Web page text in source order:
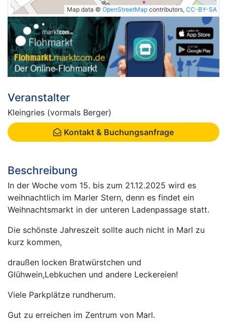
Map data © OpenStreetMap contributors, CC-BY-SA
Veranstalter
Kleingries (vormals Berger)
Kontakt & Buchungsanfrage
Beschreibung
In der Woche vom 15. bis zum 21.12.2025 wird es
weihnachtlich im Marler Stern, denn es findet ein
Weihnachtsmarkt in der unteren Ladenpassage statt.
Die schönste Jahreszeit sollte auch nicht in Marl zu
kurz kommen,
draußen locken Bratwürstchen und
Glühwein,Lebkuchen und andere Leckereien!
Viele Parkplätze rundherum.
Gut zu erreichen im Zentrum von Marl.